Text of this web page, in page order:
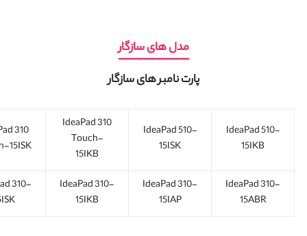
مدل های سازگار
پارت نامبر های سازگار
IdeaPad 510-
15IKB
IdeaPad 510-
15ISK
IdeaPad 310
Touch-
15IKB
310
15ISK
IdeaPad 310-
15ABR
IdeaPad 310-
15IAP
IdeaPad 310-
15IKB
310-